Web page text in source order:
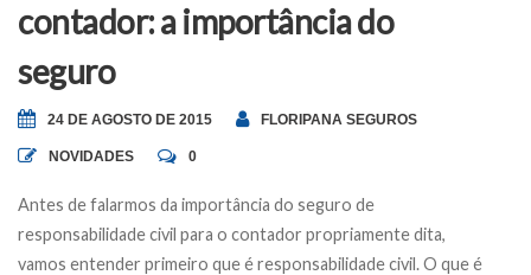
contador: a importância do
seguro
24 DE AGOSTO DE 2015 FLORIPANA SEGUROS
NOVIDADES 0
Antes de falarmos da importância do seguro de
responsabilidade civil para o contador propriamente dita,
vamos entender primeiro que é responsabilidade civil. O que é